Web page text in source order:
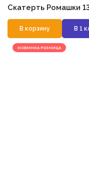
Скатерть Ромашки
В корзину В 1
НОВИНКА РОЗНИЦА